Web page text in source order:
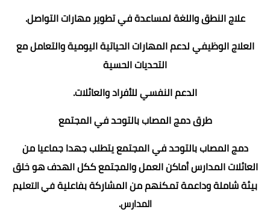
علاج النطق واللغة لمساعدة في تطوير مهارات التواصل.
العلاج الوظيفي لدعم المهارات الحياتية اليومية والتعامل مع
التحديات الحسية
الدعم النفسي للأفراد والعائلات.
طرق دمج المصاب بالتوحد في المجتمع
دمج المصاب بالتوحد في المجتمع يتطلب جهدا جماعيا من
العائلات المدارس أماكن العمل والمجتمع ككل الهدف هو خلق
بيئة شاملة وداعمة تمكنهم من المشاركة بفاعليةفي التعليم
المدارس.